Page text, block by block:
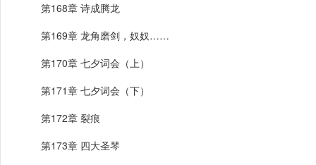
第168章 诗成腾龙
第169章 龙角磨剑，奴奴……
第170章 七夕词会（上）
第171章 七夕词会（下）
第172章 裂痕
第173章 四大圣琴